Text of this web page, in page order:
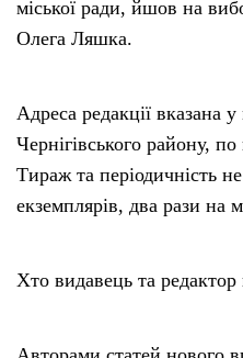
міської ради, йшов на
Олега Ляшка.
Адреса редакції вказана
Чернігівського району,
Тираж та періодичність
екземплярів, два рази на
Хто видавець та редактор